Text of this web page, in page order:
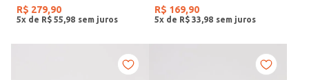
R$ 279,90
5x de R$ 55 98
R$ 169,90
5x de R$ 33 98